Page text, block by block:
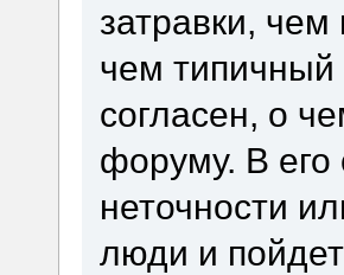
затравки,
чем
согласен, о
форуму. В его
неточности
люди и